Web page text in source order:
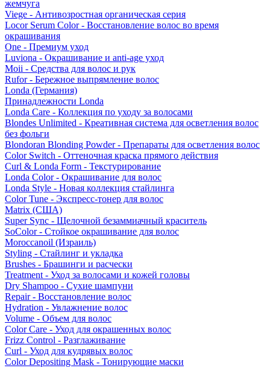
жемчуга
Viege - Антивозростная органическая серия
Locor Serum Color - Восстановление волос во время
окрашивания
One - Премиум уход
Luviona - Окрашивание и anti-age уход
Moii - Средства для волос и рук
Rufor - Бережное выпрямление волос
Londa (Германия)
Принадлежности Londa
Londa Care - Коллекция по уходу за волосами
Blondes Unlimited - Креативная система для осветления волос
без фольги
Blondoran Blonding Powder - Препараты для осветления волос
Color Switch - Оттеночная краска прямого действия
Curl & Londa Form - Текстурирование
Londa Color - Окрашивание для волос
Londa Style - Новая коллекция стайлинга
Color Tune - Экспресс-тонер для волос
Matrix (США)
Super Sync - Щелочной безаммиачный краситель
SoColor - Стойкое окрашивание для волос
Moroccanoil (Израиль)
Styling - Стайлинг и укладка
Brushes - Брашинги и расчески
Treatment - Уход за волосами и кожей головы
Dry Shampoo - Сухие шампуни
Repair - Восстановление волос
Hydration - Увлажнение волос
Volume - Объем для волос
Color Care - Уход для окрашенных волос
Frizz Control - Разглаживание
Curl - Уход для кудрявых волос
Color Depositing Mask - Тонирующие маски